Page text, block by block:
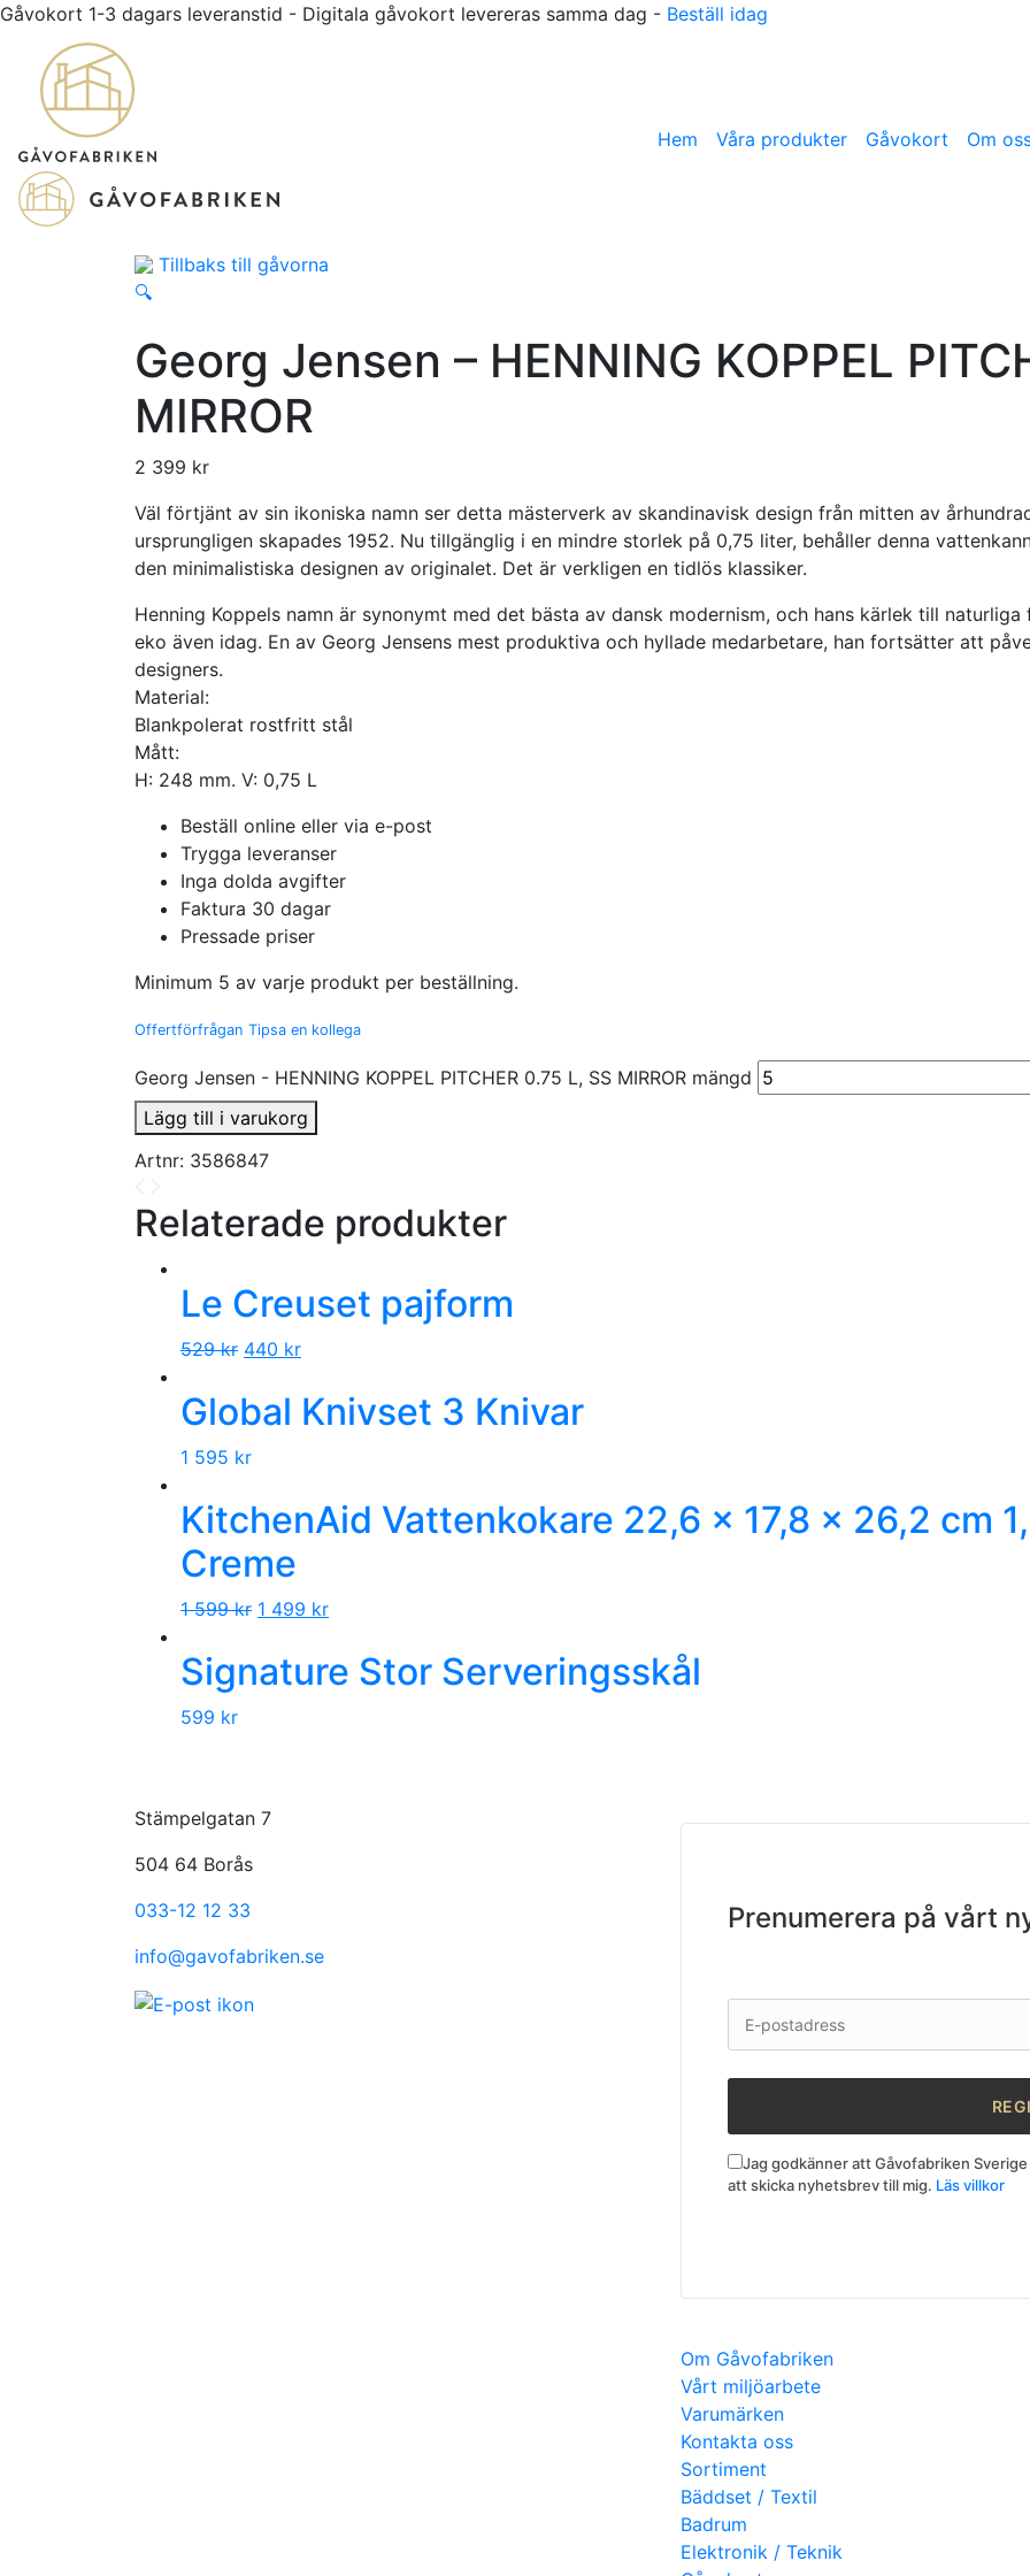
Gåvokort 1-3 dagars leveranstid - Digitala gåvokort levereras samma dag - Beställ idag
Hem Våra produkter Gåvokort Om
Tillbaks till gåvorna
🔍
Georg Jensen – HENNING KOPPEL
MIRROR
2 399 kr
Väl förtjänt av sin ikoniska namn ser detta mästerverk av skandinavisk design från mitten av
ursprungligen skapades 1952. Nu tillgänglig i en mindre storlek på 0,75 liter, behåller denna
den minimalistiska designen av originalet. Det är verkligen en tidlös klassiker.
Henning Koppels namn är synonymt med det bästa av dansk modernism, och hans kärlek till
eko även idag. En av Georg Jensens mest produktiva och hyllade medarbetare, han fortsätter att
designers.
Material:
Blankpolerat rostfritt stål
Mått:
H: 248 mm. V: 0,75 L
Beställ online eller via e-post
Trygga leveranser
Inga dolda avgifter
Faktura 30 dagar
Pressade priser
Minimum 5 av varje produkt per beställning.
Offertförfrågan Tipsa en kollega
Georg Jensen - HENNING KOPPEL PITCHER 0.75 L, SS MIRROR mängd
Lägg till i varukorg
Artnr: 3586847
Relaterade produkter
Le Creuset pajform
529kr 440 kr
Global Knivset 3 Knivar
1 595 kr
KitchenAid Vattenkokare 22,6 x 17,8 x 26,2 cm
Creme
1 599kr 1 499 kr
Signature Stor Serveringsskål
599 kr
Stämpelgatan 7
504 64 Borås
033-12 12 33
info@gavofabriken.se
Prenumerera på vårt
Jag godkänner att Gåvofabriken
att skicka nyhetsbrev till mig. Läs villkor
Om Gåvofabriken
Vårt miljöarbete
Varumärken
Kontakta oss
Sortiment
Bäddset / Textil
Badrum
Elektronik / Teknik